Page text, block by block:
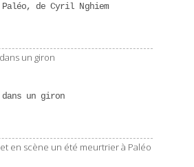
de Cyril Nghiem
un giron